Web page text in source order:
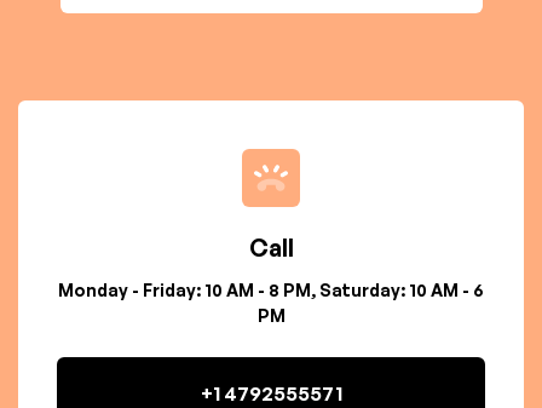
Call
Monday - Friday: 10 AM - 8 PM, Saturday: 10 AM - 6
PM
+1 4792555571